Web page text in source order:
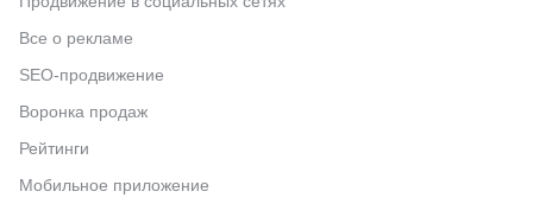
Все о рекламе
SEO-продвижение
Воронка продаж
Рейтинги
Мобильное приложение